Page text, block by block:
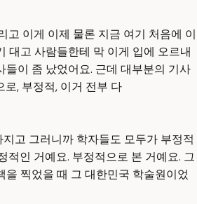
고 이게 이제 물론 지금 여기 처음에 이
대고 사람들한테 막 이게 입에 오르내
들이 좀 났었어요. 근데 대부분의 기사
로, 부정적, 이거 전부 다
고 그러니까 학자들도 모두가 부정적
적인 거예요. 부정적으로 본 거예요. 그
을 찍었을 때 그 대한민국 학술원이었